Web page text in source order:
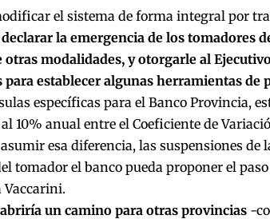
el sistema de forma integral por
la emergencia de los tomadores
modalidades, y otorgarle al
establecer algunas herramientas de
específicas para el Banco Provincia,
10% anual entre el Coeficiente de
esa diferencia, las suspensiones de
tomador el banco pueda proponer el
Vaccarini.
un camino para otras provincias-